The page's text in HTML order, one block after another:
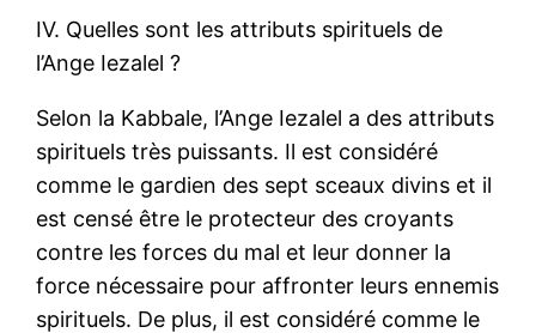
IV. Quelles sont les attributs spirituels de
l’Ange Iezalel ?
Selon la Kabbale, l’Ange Iezalel a des attributs
spirituels très puissants. Il est considéré
comme le gardien des sept sceaux divins et il
est censé être le protecteur des croyants
contre les forces du mal et leur donner la
force nécessaire pour affronter leurs ennemis
spirituels. De plus, il est considéré comme le